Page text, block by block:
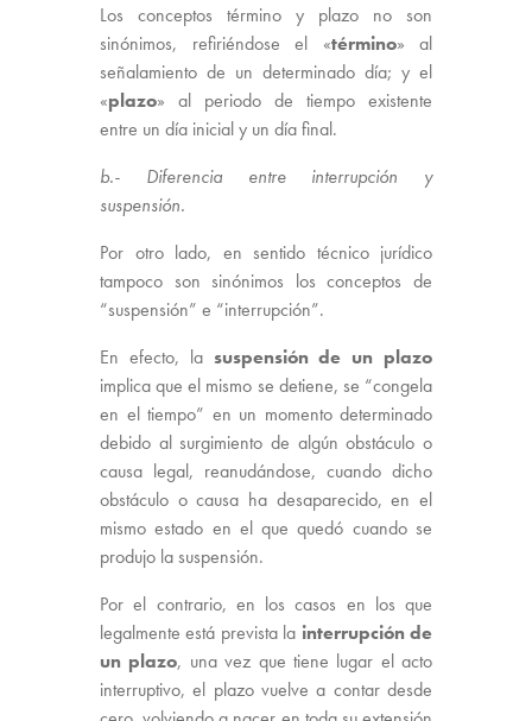
Los conceptos término y plazo no son
sinónimos, refiriéndose el «término» al
señalamiento de un determinado día; y el
«plazo» al periodo de tiempo existente
entre un día inicial y un día final.
b.- Diferencia entre interrupción y
suspensión.
Por otro lado, en sentido técnico jurídico
tampoco son sinónimos los conceptos de
“suspensión” e “interrupción”.
En efecto, la suspensión de un plazo
implica que el mismo se detiene, se “congela
en el tiempo” en un momento determinado
debido al surgimiento de algún obstáculo o
causa legal, reanudándose, cuando dicho
obstáculo o causa ha desaparecido, en el
mismo estado en el que quedó cuando se
produjo la suspensión.
Por el contrario, en los casos en los que
legalmente está prevista la interrupción de
un plazo, una vez que tiene lugar el acto
interruptivo, el plazo vuelve a contar desde